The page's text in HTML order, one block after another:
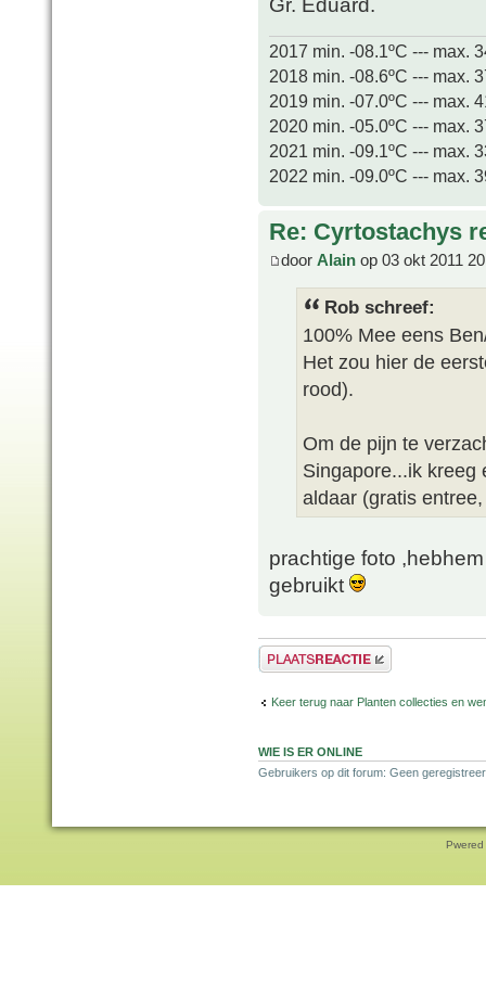
2017 min. -08.1ºC --- max.
2018 min. -08.6ºC --- max.
2019 min. -07.0ºC --- max.
2020 min. -05.0ºC --- max.
2021 min. -09.1ºC --- max.
2022 min. -09.0ºC --- max.
Re: Cyrtostachys
door Alain op 03 okt 2011
Rob schreef:
100% Mee eens
Het zou hier de
rood).
Om de pijn te
Singapore...ik kreeg
aldaar (gratis
prachtige foto
gebruikt
Plaats een reactie
Keer terug naar Planten collecties en
WIE IS ER ONLINE
Gebruikers op dit forum: Geen